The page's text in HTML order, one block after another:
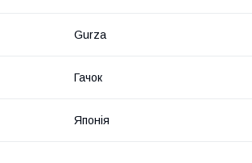
Gurza
Гачок
Японія